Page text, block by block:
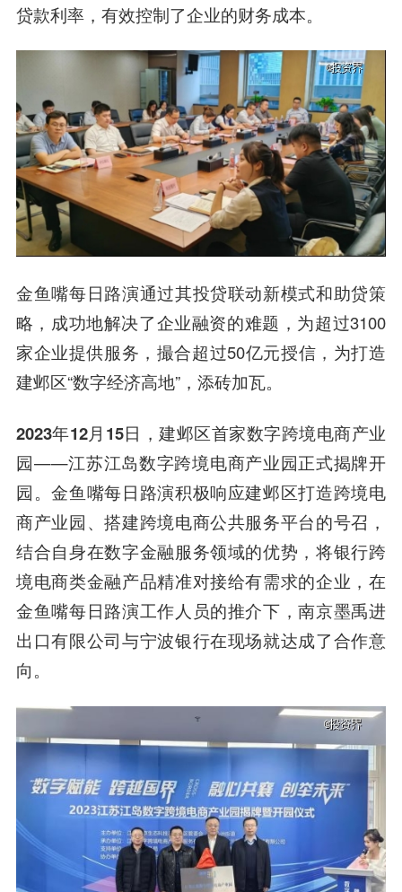
贷款利率，有效控制了企业的财务成本。
金鱼嘴每日路演通过其投贷联动新模式和助贷策
略，成功地解决了企业融资的难题，为超过3100
家企业提供服务，撮合超过50亿元授信，为打造
建邺区“数字经济高地”，添砖加瓦。
2023年12月15日 ，建邺区首家数字跨境电商产业
园——江苏江岛数字跨境电商产业园正式揭牌开
园。金鱼嘴每日路演积极响应建邺区打造跨境电
商产业园、搭建跨境电商公共服务平台的号召，
结合自身在数字金融服务领域的优势，将银行跨
境电商类金融产品精准对接给有需求的企业，在
金鱼嘴每日路演工作人员的推介下，南京墨禹进
出口有限公司与宁波银行在现场就达成了合作意
向。